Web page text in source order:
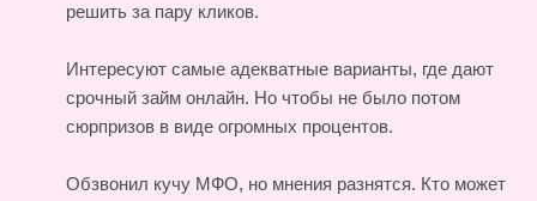
решить за пару кликов.
Интересуют самые адекватные варианты, где дают
срочный займ онлайн. Но чтобы не было потом
сюрпризов в виде огромных процентов.
Обзвонил кучу МФО, но мнения разнятся. Кто может